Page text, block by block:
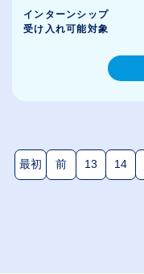
インターンシップ
受け入れ可能対象
最初 前 13 14